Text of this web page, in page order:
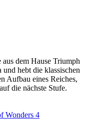
dem Hause Triumph
hebt die klassischen
Aufbau eines Reiches,
die nächste Stufe.
Wonders 4